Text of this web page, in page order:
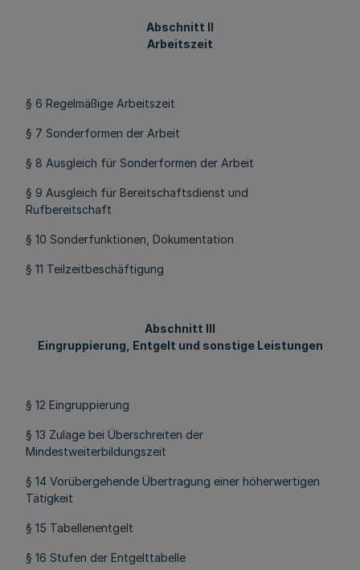
Abschnitt II
Arbeitszeit
§ 6 Regelmäßige Arbeitszeit
§ 7 Sonderformen der Arbeit
§ 8 Ausgleich für Sonderformen der Arbeit
§ 9 Ausgleich für Bereitschaftsdienst und
Rufbereitschaft
§ 10 Sonderfunktionen, Dokumentation
§ 11 Teilzeitbeschäftigung
Abschnitt III
Eingruppierung, Entgelt und sonstige Leistungen
§ 12 Eingruppierung
§ 13 Zulage bei Überschreiten der
Mindestweiterbildungszeit
§ 14 Vorübergehende Übertragung einer höherwertigen
Tätigkeit
§ 15 Tabellenentgelt
§ 16 Stufen der Entgelttabelle